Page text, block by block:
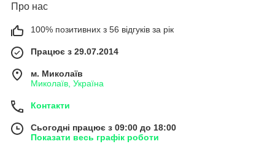
Про нас
100% позитивних з 56 відгуків за рік
Працює з 29.07.2014
м. Миколаїв
Миколаїв, Україна
Контакти
Сьогодні працює з 09:00 до 18:00
Показати весь графік роботи